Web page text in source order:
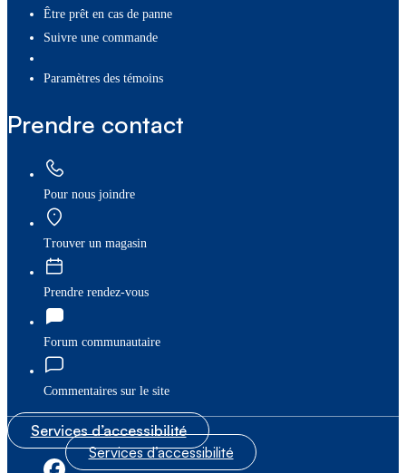
Être prêt en cas de panne
Suivre une commande
paramètres des témoins
Prendre contact
Pour nous joindre
Trouver un magasin
Prendre rendez-vous
Forum communautaire
Commentaires sur le site
Services d’accessibilité
Services d’accessibilité